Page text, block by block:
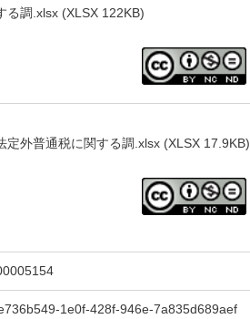
る調.xlsx (XLSX 122KB)
外普通税に関する調.xlsx (XLSX 17.9KB)
1e0f-428f-946e-7a835d689aef